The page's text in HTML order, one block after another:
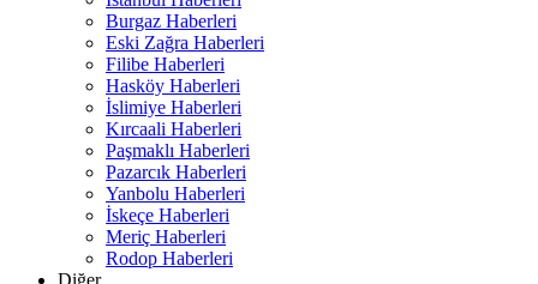
Burgaz Haberleri
Eski Zağra Haberleri
Filibe Haberleri
Hasköy Haberleri
İslimiye Haberleri
Kırcaali Haberleri
Paşmaklı Haberleri
Pazarcık Haberleri
Yanbolu Haberleri
İskeçe Haberleri
Meriç Haberleri
Rodop Haberleri